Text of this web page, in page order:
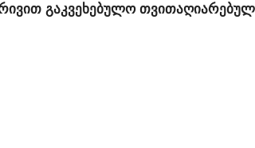
გაკვეხებულო